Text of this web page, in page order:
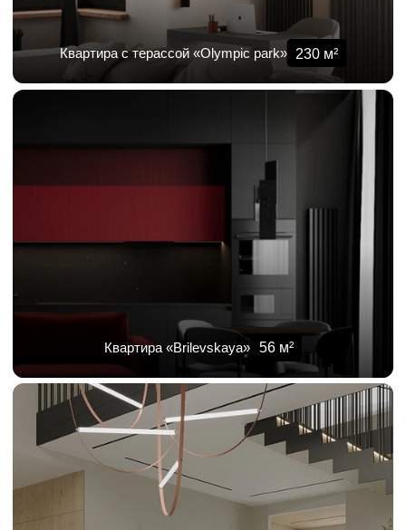
Квартира с терассой «Olympic park» 230 м²
Квартира «Brilevskaya» 56м²